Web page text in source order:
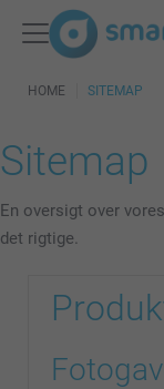
HOME SITEMAP
Sitemap
En oversigt over
det rigtige.